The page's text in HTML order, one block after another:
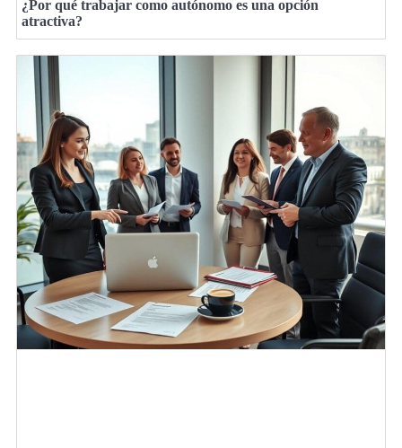
¿Por qué trabajar como autónomo es una opción
atractiva?